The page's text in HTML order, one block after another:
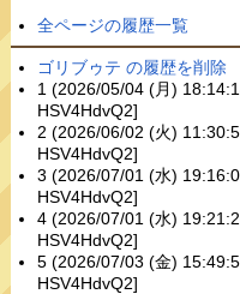
全ページの履歴一覧
ゴリブゥテ の履歴を削除
1 (2026/05/04 (月)
HSV4HdvQ2]
2 (2026/06/02 (火)
HSV4HdvQ2]
3 (2026/07/01 (水)
HSV4HdvQ2]
4 (2026/07/01 (水)
HSV4HdvQ2]
5 (2026/07/03 (金)
HSV4HdvQ2]